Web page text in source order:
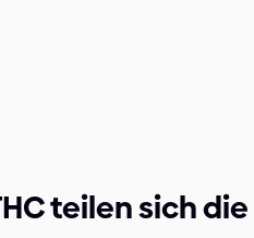
teilen sich die